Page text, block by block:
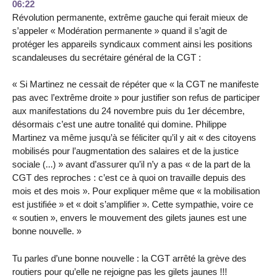
06:22
Révolution permanente, extrême gauche qui ferait mieux de
s’appeler « Modération permanente » quand il s’agit de
protéger les appareils syndicaux comment ainsi les positions
scandaleuses du secrétaire général de la CGT :
« Si Martinez ne cessait de répéter que « la CGT ne manifeste
pas avec l’extrême droite » pour justifier son refus de participer
aux manifestations du 24 novembre puis du 1er décembre,
désormais c’est une autre tonalité qui domine. Philippe
Martinez va même jusqu’à se féliciter qu’il y ait « des citoyens
mobilisés pour l’augmentation des salaires et de la justice
sociale (...) » avant d’assurer qu’il n’y a pas « de la part de la
CGT des reproches : c’est ce à quoi on travaille depuis des
mois et des mois ». Pour expliquer même que « la mobilisation
est justifiée » et « doit s’amplifier ». Cette sympathie, voire ce
« soutien », envers le mouvement des gilets jaunes est une
bonne nouvelle. »
Tu parles d’une bonne nouvelle : la CGT arrêté la grève des
routiers pour qu’elle ne rejoigne pas les gilets jaunes !!!